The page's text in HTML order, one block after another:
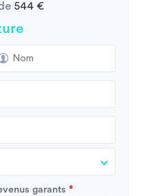
544 €
garants